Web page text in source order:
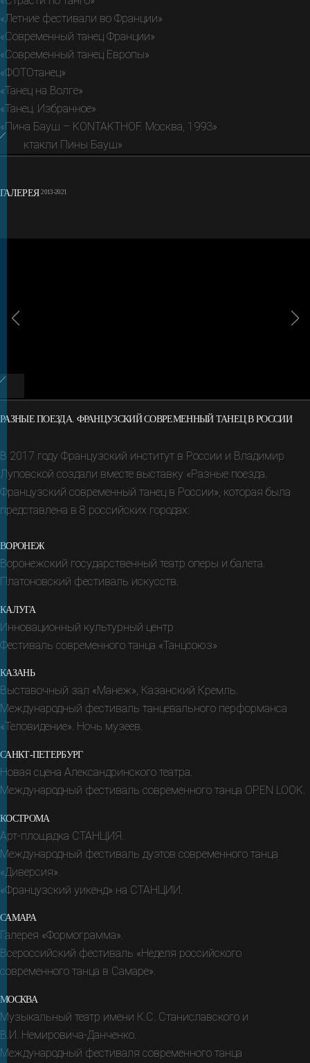
«Летние фестивали во Франции»
«Современный танец Франции»
«Современный танец Европы»
«ФОТОтанец»
«Танец на Волге»
«Танец. Избранное»
«Пина Бауш – KONTAKTHOF. Москва, 1993»
«Спектакли Пины Бауш»
ГАЛЕРЕЯ2013-2021
РАЗНЫЕ ПОЕЗДА. ФРАНЦУЗСКИЙ СОВРЕМЕННЫЙ ТАНЕЦ В РОССИИ
В 2017 году Французский институт в России и Владимир
Лупов­ской создали вместе выставку «Разные поезда.
Француз­ский совре­мен­ный танец в России», которая была
представле­на в 8 россий­ских городах:
ВОРОНЕЖ
Воронежский государственный театр оперы и балета.
Платоновский фестиваль искусств.
КАЛУГА
Инновационный культурный центр
Фестиваль современного танца «Танцсоюз»
КАЗАНЬ
Выставочный зал «Манеж», Казанский Кремль.
Международный фестиваль танцевального перформанса
«Теловидение». Ночь музеев.
САНКТ-ПЕТЕРБУРГ
Новая сцена Александринского театра.
Международный фестиваль современного танца OPEN LOOK.
КОСТРОМА
Арт-площадка СТАНЦИЯ.
Международный фестиваль дуэтов современного танца
«Диверсия».
«Французский уикенд» на СТАНЦИИ.
САМАРА
Галерея «Формограмма».
Всероссийский фестиваль «Неделя российского
современного танца в Самаре».
МОСКВА
Музыкальный театр имени К.С. Станиславского и
В.И. Немировича‑Данченко.
Международный фестиваля современного танца